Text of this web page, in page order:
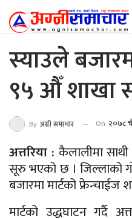
स्याउले
९५ औँ शाखा
By अग्नी समाचार On २०७८
अत्तरिया : कैलालीमा
सूरु भएको छ । जिल्लाको
बजारमा मार्टको फ्रेन्चाईज
मार्टको उद्धघाटन गर्दै